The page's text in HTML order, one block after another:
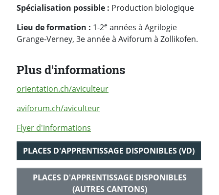
Spécialisation possible : Production biologique
Lieu de formation : 1-2e années à Agrilogie
Grange-Verney, 3e année à Aviforum à Zollikofen.
Plus d'informations
orientation.ch/aviculteur
aviforum.ch/aviculteur
Flyer d'informations
PLACES D'APPRENTISSAGE DISPONIBLES (VD)
PLACES D'APPRENTISSAGE DISPONIBLES
(AUTRES CANTONS)